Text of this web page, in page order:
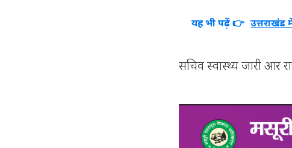
यह भी पढ़ें 👉 उत्तराखंड
सचिव स्वास्थ्य जारी आर